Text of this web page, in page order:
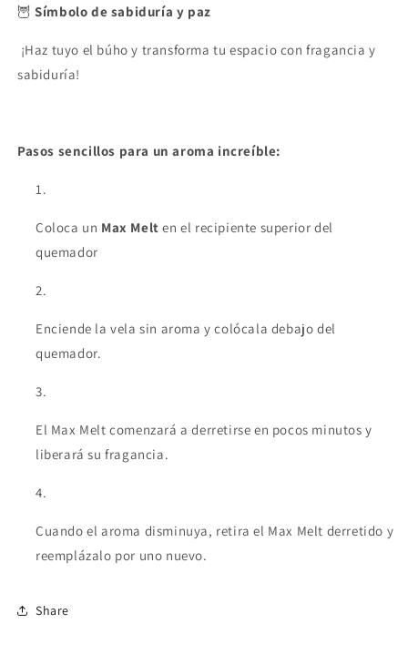
🦉Símbolo de sabiduría y paz
¡Haz tuyo el búho y transforma tu espacio con fragancia y
sabiduría!
Pasos sencillos para un aroma increíble:
Coloca un Max Melt en el recipiente superior del
quemador
Enciende la vela sin aroma y colócala debajo del
quemador.
El Max Melt comenzará a derretirse en pocos minutos y
liberará su fragancia.
Cuando el aroma disminuya, retira el Max Melt derretido y
reemplázalo por uno nuevo.
Share